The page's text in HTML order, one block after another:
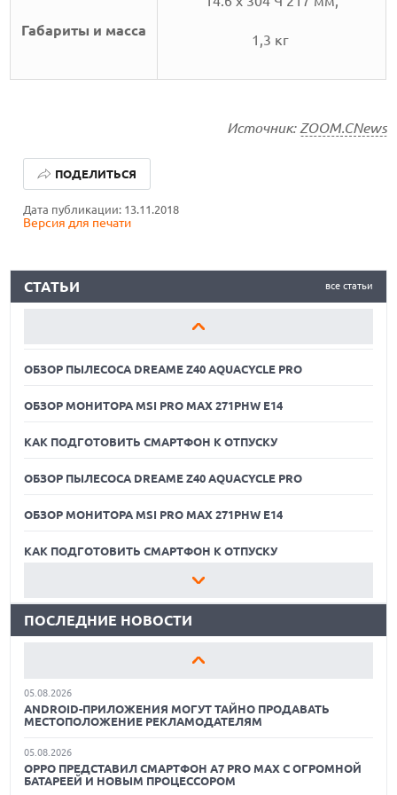
Габариты и масса
1,3 кг
Источник: ZOOM.CNews
Дата публикации: 13.11.2018
Версия для печати
ПОДЕЛИТЬСЯ
все статьи
СТАТЬИ
ОБЗОР МОНИТОРА MSI PRO MAX 271PHW E14
КАК ПОДГОТОВИТЬ СМАРТФОН К ОТПУСКУ
ОБЗОР МОНИТОРА MSI PRO MAX 271PHW E14
КАК ПОДГОТОВИТЬ СМАРТФОН К ОТПУСКУ
ОБЗОР ПЫЛЕСОСА DREAME Z40 AQUACYCLE PRO
ОБЗОР МОНИТОРА MSI PRO MAX 271PHW E14
КАК ПОДГОТОВИТЬ СМАРТФОН К ОТПУСКУ
ОБЗОР ПЫЛЕСОСА DREAME Z40 AQUACYCLE PRO
ОБЗОР МОНИТОРА MSI PRO MAX 271PHW E14
КАК ПОДГОТОВИТЬ СМАРТФОН К ОТПУСКУ
ОБЗОР ПЫЛЕСОСА DREAME Z40 AQUACYCLE PRO
ОБЗОР МОНИТОРА MSI PRO MAX 271PHW E14
КАК ПОДГОТОВИТЬ СМАРТФОН К ОТПУСКУ
ОБЗОР ПЫЛЕСОСА DREAME Z40 AQUACYCLE PRO
КАК ПОДГОТОВИТЬ СМАРТФОН К ОТПУСКУ
ПОСЛЕДНИЕ НОВОСТИ
05.08.2026
ПОДДЕРЖКОЙ LDAC И ЗАЩИТОЙ ОТ ВЛАГИ
ЗАМЕТОК С СОВЕЩАНИЙ В СТИЛЕ GRANOLA
05.08.2026
ANDROID-ПРИЛОЖЕНИЯ МОГУТ ТАЙНО ПРОДАВАТЬ
МЕСТОПОЛОЖЕНИЕ РЕКЛАМОДАТЕЛЯМ
05.08.2026
OPPO ПРЕДСТАВИЛ СМАРТФОН A7 PRO MAX С ОГРОМНОЙ
БАТАРЕЕЙ И НОВЫМ ПРОЦЕССОРОМ